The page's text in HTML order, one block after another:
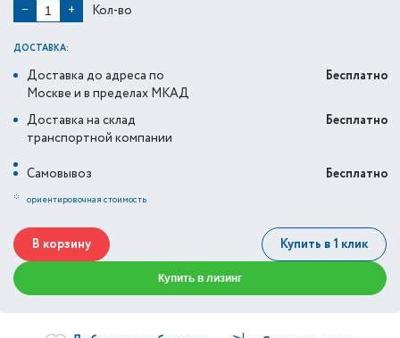
− + Кол-во
ДОСТАВКА:
Доставка до адреса по
Москве и в пределах МКАД
Бесплатно
Доставка на склад
транспортной компании
Бесплатно
Самовывоз
Бесплатно
* ориентировочная стоимость
В корзину Купить в 1 клик
Купить в лизинг